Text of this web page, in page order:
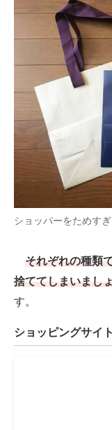
ショッパーをためす
それぞれの種類
捨ててしまいまし
す。
ショッピングサイ